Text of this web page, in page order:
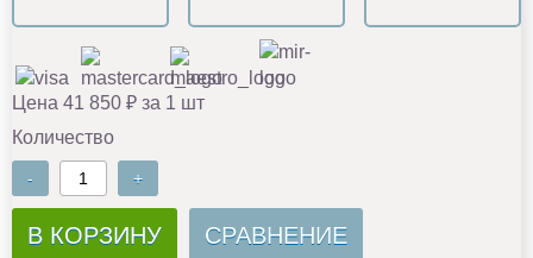
Цена 41 850 ₽ за 1 шт
Количество
- +
В КОРЗИНУ СРАВНЕНИЕ